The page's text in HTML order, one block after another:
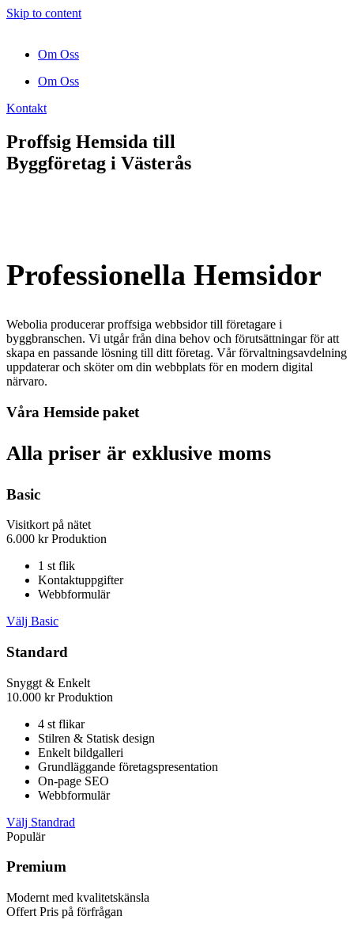
Skip to content
Om Oss
Om Oss
Kontakt
Proffsig Hemsida till
Byggföretag i Västerås
Professionella Hemsidor
Webolia producerar proffsiga webbsidor till företagare i
byggbranschen. Vi utgår från dina behov och förutsättningar för att
skapa en passande lösning till ditt företag. Vår förvaltningsavdelning
uppdaterar och sköter om din webbplats för en modern digital
närvaro.
Våra Hemside paket
Alla priser är exklusive moms
Basic
Visitkort på nätet
6.000 kr Produktion
1 st flik
Kontaktuppgifter
Webbformulär
Välj Basic
Standard
Snyggt & Enkelt
10.000 kr Produktion
4 st flikar
Stilren & Statisk design
Enkelt bildgalleri
Grundläggande företagspresentation
On-page SEO
Webbformulär
Välj Standrad
Populär
Premium
Modernt med kvalitetskänsla
Offert Pris på förfrågan